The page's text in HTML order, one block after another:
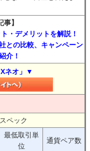
】
・デメリットを解説！
との比較、キャンペーン
介！
ネオ」▼
ペック
最低取引単
位
通貨ペア数